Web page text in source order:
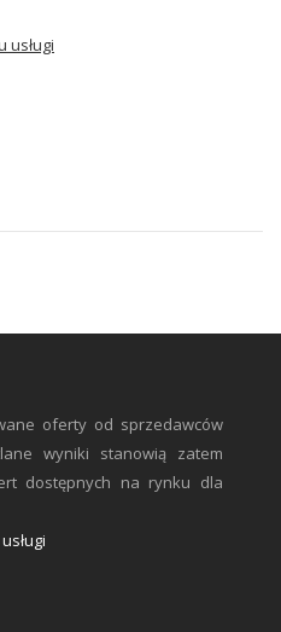
usługi
oferty od sprzedawców
wyniki stanowią zatem
dostępnych na rynku dla